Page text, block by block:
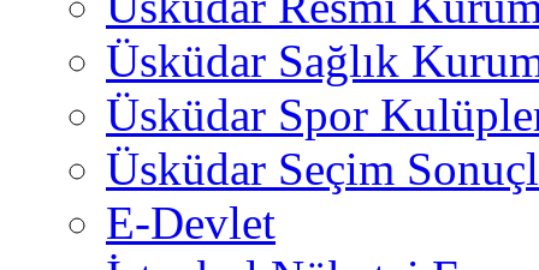
Üsküdar Sağlık
Üsküdar Spor
Üsküdar Seçim
E-Devlet